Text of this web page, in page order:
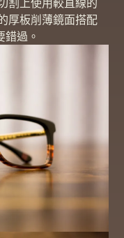
厚板削薄鏡面搭配
過。